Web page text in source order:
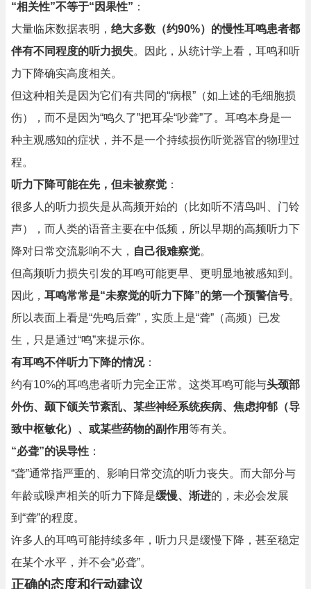
“相关性”不等于“因果性” ：
大量临床数据表明， 绝大多数（约90%）的慢性耳鸣患者都
伴有不同程度的听力损失。因此，从统计学上看，耳鸣和听
力下降确实高度相关。
但这种相关是因为它们有共同的“病根”（如上述的毛细胞损
伤），而不是因为“鸣久了”把耳朵“吵聋”了。耳鸣本身是一
种主观感知的症状，并不是一个持续损伤听觉器官的物理过
程。
听力下降可能在先，但未被察觉 ：
很多人的听力损失是从高频开始的（比如听不清鸟叫、门铃
声），而人类的语音主要在中低频，所以早期的高频听力下
降对日常交流影响不大， 自己很难察觉。
但高频听力损失引发的耳鸣可能更早、更明显地被感知到。
因此， 耳鸣常常是“未察觉的听力下降”的第一个预警信号。
所以表面上看是“先鸣后聋”，实质上是“聋”（高频）已发
生，只是通过“鸣”来提示你。
有耳鸣不伴听力下降的情况：
约有10%的耳鸣患者听力完全正常。这类耳鸣可能与头颈部
外伤、颞下颌关节紊乱、某些神经系统疾病、焦虑抑郁（导
致中枢敏化）、或某些药物的副作用等有关。
“必聋”的误导性 ：
“聋”通常指严重的、影响日常交流的听力丧失。而大部分与
年龄或噪声相关的听力下降是缓慢、渐进的，未必会发展
到“聋”的程度。
许多人的耳鸣可能持续多年，听力只是缓慢下降，甚至稳定
在某个水平，并不会“必聋”。
正确的态度和行动建议